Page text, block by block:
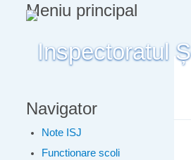
Meniu principal
Navigator
Note ISJ
Functionare scoli